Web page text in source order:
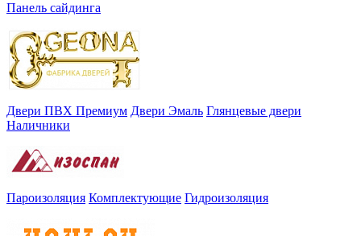
Панель сайдинга
Двери ПВХ Премиум Двери Эмаль Глянцевые двери
Наличники
Пароизоляция Комплектующие Гидроизоляция